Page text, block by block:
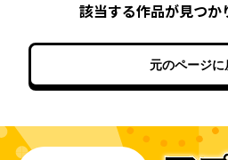
該当する作品が見つか
元のページに